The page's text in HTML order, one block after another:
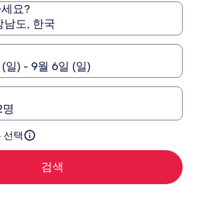
요?
남도, 한국
일) - 9월 6일 (일)
선택
검색